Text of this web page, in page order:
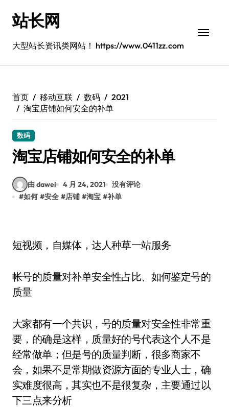
站长网
大型站长资讯类网站！ https://www.0411zz.com
首页 移动互联 数码
2021
淘宝店铺如何安全的补单
数码
淘宝店铺如何安全的补单
由 dawei 4 月 24, 2021
没有评论
#如何 #安全 #店铺 #淘宝 #补单
短视频，自媒体，达人种草一站服务
帐号的质量对补单安全性占比、如何鉴定号的
质量
大家都有一个共识，号的质量对安全性非常重
要，的确是这样，质量好的号代表这个人不是
经常做单；但是号的质量判断，很多商家不
会，如果不是常期做资源方面的专业人士，确
实难度很高，其实也不是很复杂，主要通过以
下三点来分析